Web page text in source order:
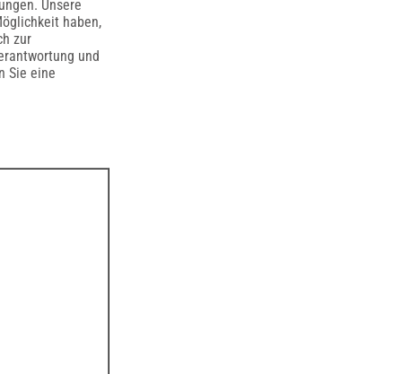
Unsere
haben,
zur
und
Sie eine